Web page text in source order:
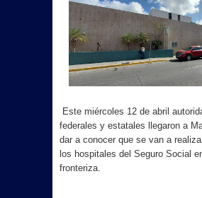
Este miércoles 12 de abril
federales y estatales llegaron a
dar a conocer que se van a
los hospitales del Seguro Social
fronteriza.